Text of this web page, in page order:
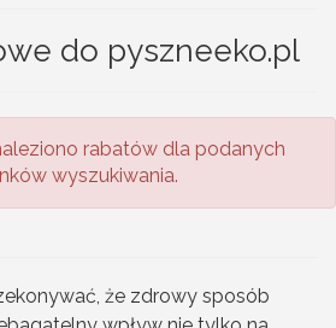
do pyszneeko.pl
rabatów dla podanych
wyszukiwania.
że zdrowy sposób